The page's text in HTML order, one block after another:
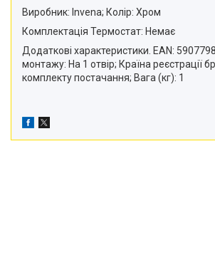
Виробник: Invena; Колір: Хром
Комплектація Термостат: Немає
Додаткові характеристики. EAN:
монтажу: На 1 отвір; Країна
комплекту постачання; Вага (кг): 1